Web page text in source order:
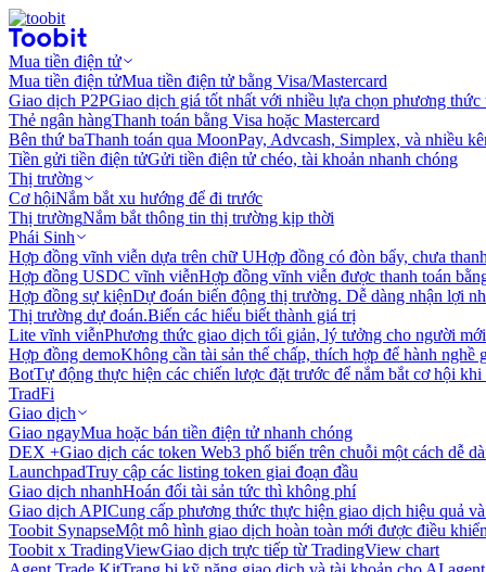
Mua tiền điện tử
Mua tiền điện tửMua tiền điện tử bằng Visa/Mastercard
Giao dịch P2PGiao dịch giá tốt nhất với nhiều lựa chọn phương thức
Thẻ ngân hàngThanh toán bằng Visa hoặc Mastercard
Bên thứ baThanh toán qua MoonPay, Advcash, Simplex, và nhiều
Tiền gửi tiền điện tửGửi tiền điện tử chéo, tài khoản nhanh chóng
Thị trường
Cơ hộiNắm bắt xu hướng để đi trước
Thị trườngNắm bắt thông tin thị trường kịp thời
Phái Sinh
Hợp đồng vĩnh viễn dựa trên chữ UHợp đồng có đòn bẩy, chưa
Hợp đồng USDC vĩnh viễnHợp đồng vĩnh viễn được thanh toán
Hợp đồng sự kiệnDự đoán biến động thị trường. Dễ dàng nhận lợi
Thị trường dự đoán.Biến các hiểu biết thành giá trị
Lite vĩnh viễnPhương thức giao dịch tối giản, lý tưởng cho người
Hợp đồng demoKhông cần tài sản thế chấp, thích hợp để hành nghề
BotTự động thực hiện các chiến lược đặt trước để nắm bắt cơ hội
TradFi
Giao dịch
Giao ngayMua hoặc bán tiền điện tử nhanh chóng
DEX +Giao dịch các token Web3 phổ biến trên chuỗi một cách dễ
LaunchpadTruy cập các listing token giai đoạn đầu
Giao dịch nhanhHoán đổi tài sản tức thì không phí
Giao dịch APICung cấp phương thức thực hiện giao dịch hiệu quả
Toobit SynapseMột mô hình giao dịch hoàn toàn mới được điều
Toobit x TradingViewGiao dịch trực tiếp từ TradingView chart